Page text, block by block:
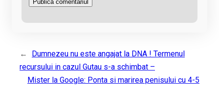
←
Dumnezeu nu este angajat la DNA ! Termenul
recursului in cazul Gutau s-a schimbat –
Mister la Google: Ponta si marirea penisului cu 4-5